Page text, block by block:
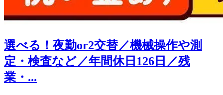
選べる！夜勤or2交替／機械操作や測
定・検査など／年間休日126日／残
業・...